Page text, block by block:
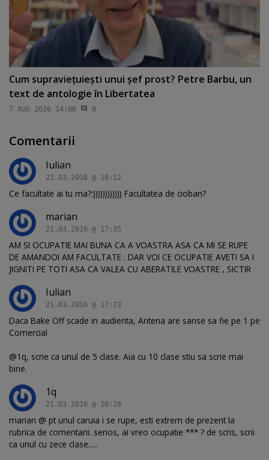
Cum supravieţuieşti unui şef prost? Petre Barbu, un
text de antologie în Libertatea
7 AUG 2026 14:06 0
Comentarii
Iulian
21.03.2016 @ 18:12
Ce facultate ai tu ma?:)))))))))))) Facultatea de cioban?
marian
21.03.2016 @ 17:35
AM SI OCUPATIE MAI BUNA CA A VOASTRA ASA CA MI SE RUPE
DE AMANDOI AM FACULTATE . DAR VOI CE OCUPATIE AVETI SA I
JIGNITI PE TOTI ASA CA VALEA CU ABERATILE VOASTRE , SICTIR
Iulian
21.03.2016 @ 17:23
Daca Bake Off scade in audienta, Antena are sanse sa fie pe 1 pe
Comercial
@1q, scrie ca unul de 5 clase. Aia cu 10 clase stiu sa scrie mai
bine.
1q
21.03.2016 @ 16:26
marian @ pt unul caruia i se rupe, esti extrem de prezent la
rubrica de comentarii. serios, ai vreo ocupatie *** ? de scris, scrii
ca unul cu zece clase.....